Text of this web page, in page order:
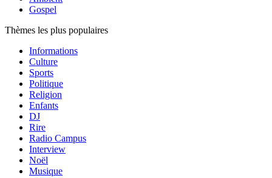
Gospel
Thèmes les plus populaires
Informations
Culture
Sports
Politique
Religion
Enfants
DJ
Rire
Radio Campus
Interview
Noël
Musique